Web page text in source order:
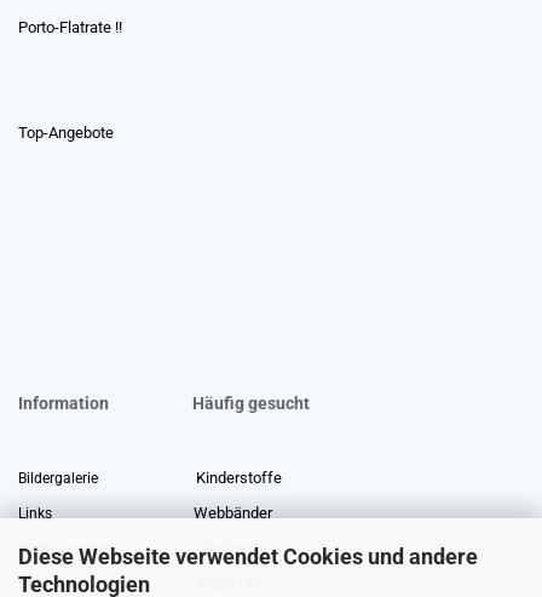
Diese Webseite verwendet Cookies und andere
Technologien
Porto-Flatrate !!
Top-Angebote
Information Häufig gesucht
Bildergalerie Kinderstoffe
Links Webbänder
Stoffe Lexikon Stoffreste
Über uns